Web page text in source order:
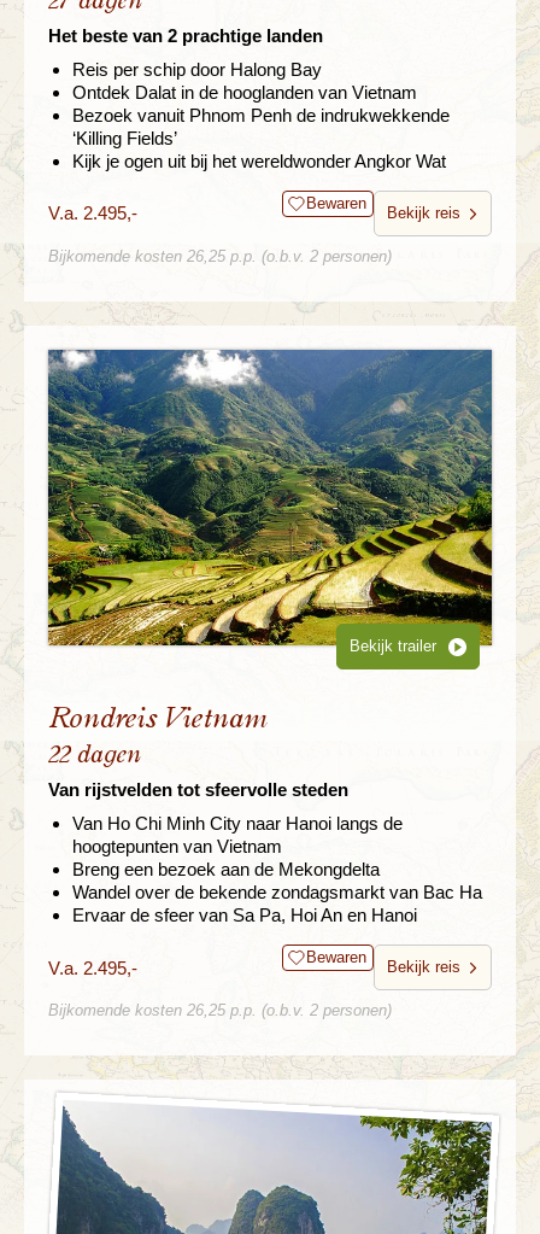
Het beste van 2 prachtige landen
Reis per schip door Halong Bay
Ontdek Dalat in de hooglanden van Vietnam
Bezoek vanuit Phnom Penh de indrukwekkende
‘Killing Fields’
Kijk je ogen uit bij het wereldwonder Angkor Wat
V.a. 2.495,- Bewaren
Bekijk reis
Bijkomende kosten 26,25 p.p. (o.b.v. 2 personen)
Bekijk trailer
Rondreis Vietnam
22 dagen
Van rijstvelden tot sfeervolle steden
Van Ho Chi Minh City naar Hanoi langs de
hoogtepunten van Vietnam
Breng een bezoek aan de Mekongdelta
Wandel over de bekende zondagsmarkt van Bac Ha
Ervaar de sfeer van Sa Pa, Hoi An en Hanoi
V.a. 2.495,- Bewaren
Bekijk reis
Bijkomende kosten 26,25 p.p. (o.b.v. 2 personen)